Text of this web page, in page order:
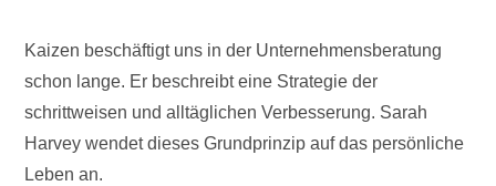
Kaizen beschäftigt uns in der Unternehmensberatung
schon lange. Er beschreibt eine Strategie der
schrittweisen und alltäglichen Verbesserung. Sarah
Harvey wendet dieses Grundprinzip auf das persönliche
Leben an.